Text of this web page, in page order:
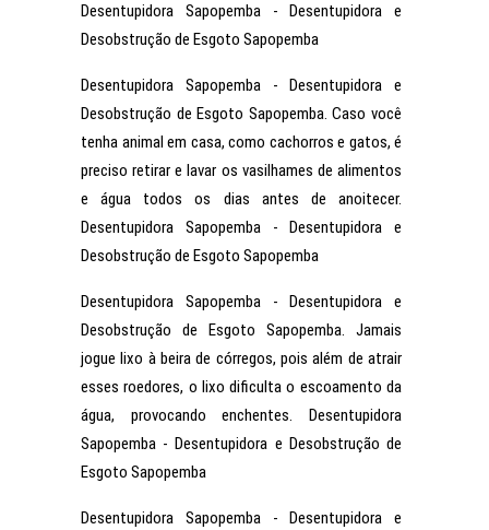
Desentupidora Sapopemba - Desentupidora e
Desobstrução de Esgoto Sapopemba
Desentupidora Sapopemba - Desentupidora e
Desobstrução de Esgoto Sapopemba. Caso você
tenha animal em casa, como cachorros e gatos, é
preciso retirar e lavar os vasilhames de alimentos
e água todos os dias antes de anoitecer.
Desentupidora Sapopemba - Desentupidora e
Desobstrução de Esgoto Sapopemba
Desentupidora Sapopemba - Desentupidora e
Desobstrução de Esgoto Sapopemba. Jamais
jogue lixo à beira de córregos, pois além de atrair
esses roedores, o lixo dificulta o escoamento da
água, provocando enchentes. Desentupidora
Sapopemba - Desentupidora e Desobstrução de
Esgoto Sapopemba
Desentupidora Sapopemba - Desentupidora e